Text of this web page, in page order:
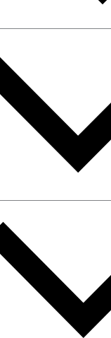
berekenen
aanmaken